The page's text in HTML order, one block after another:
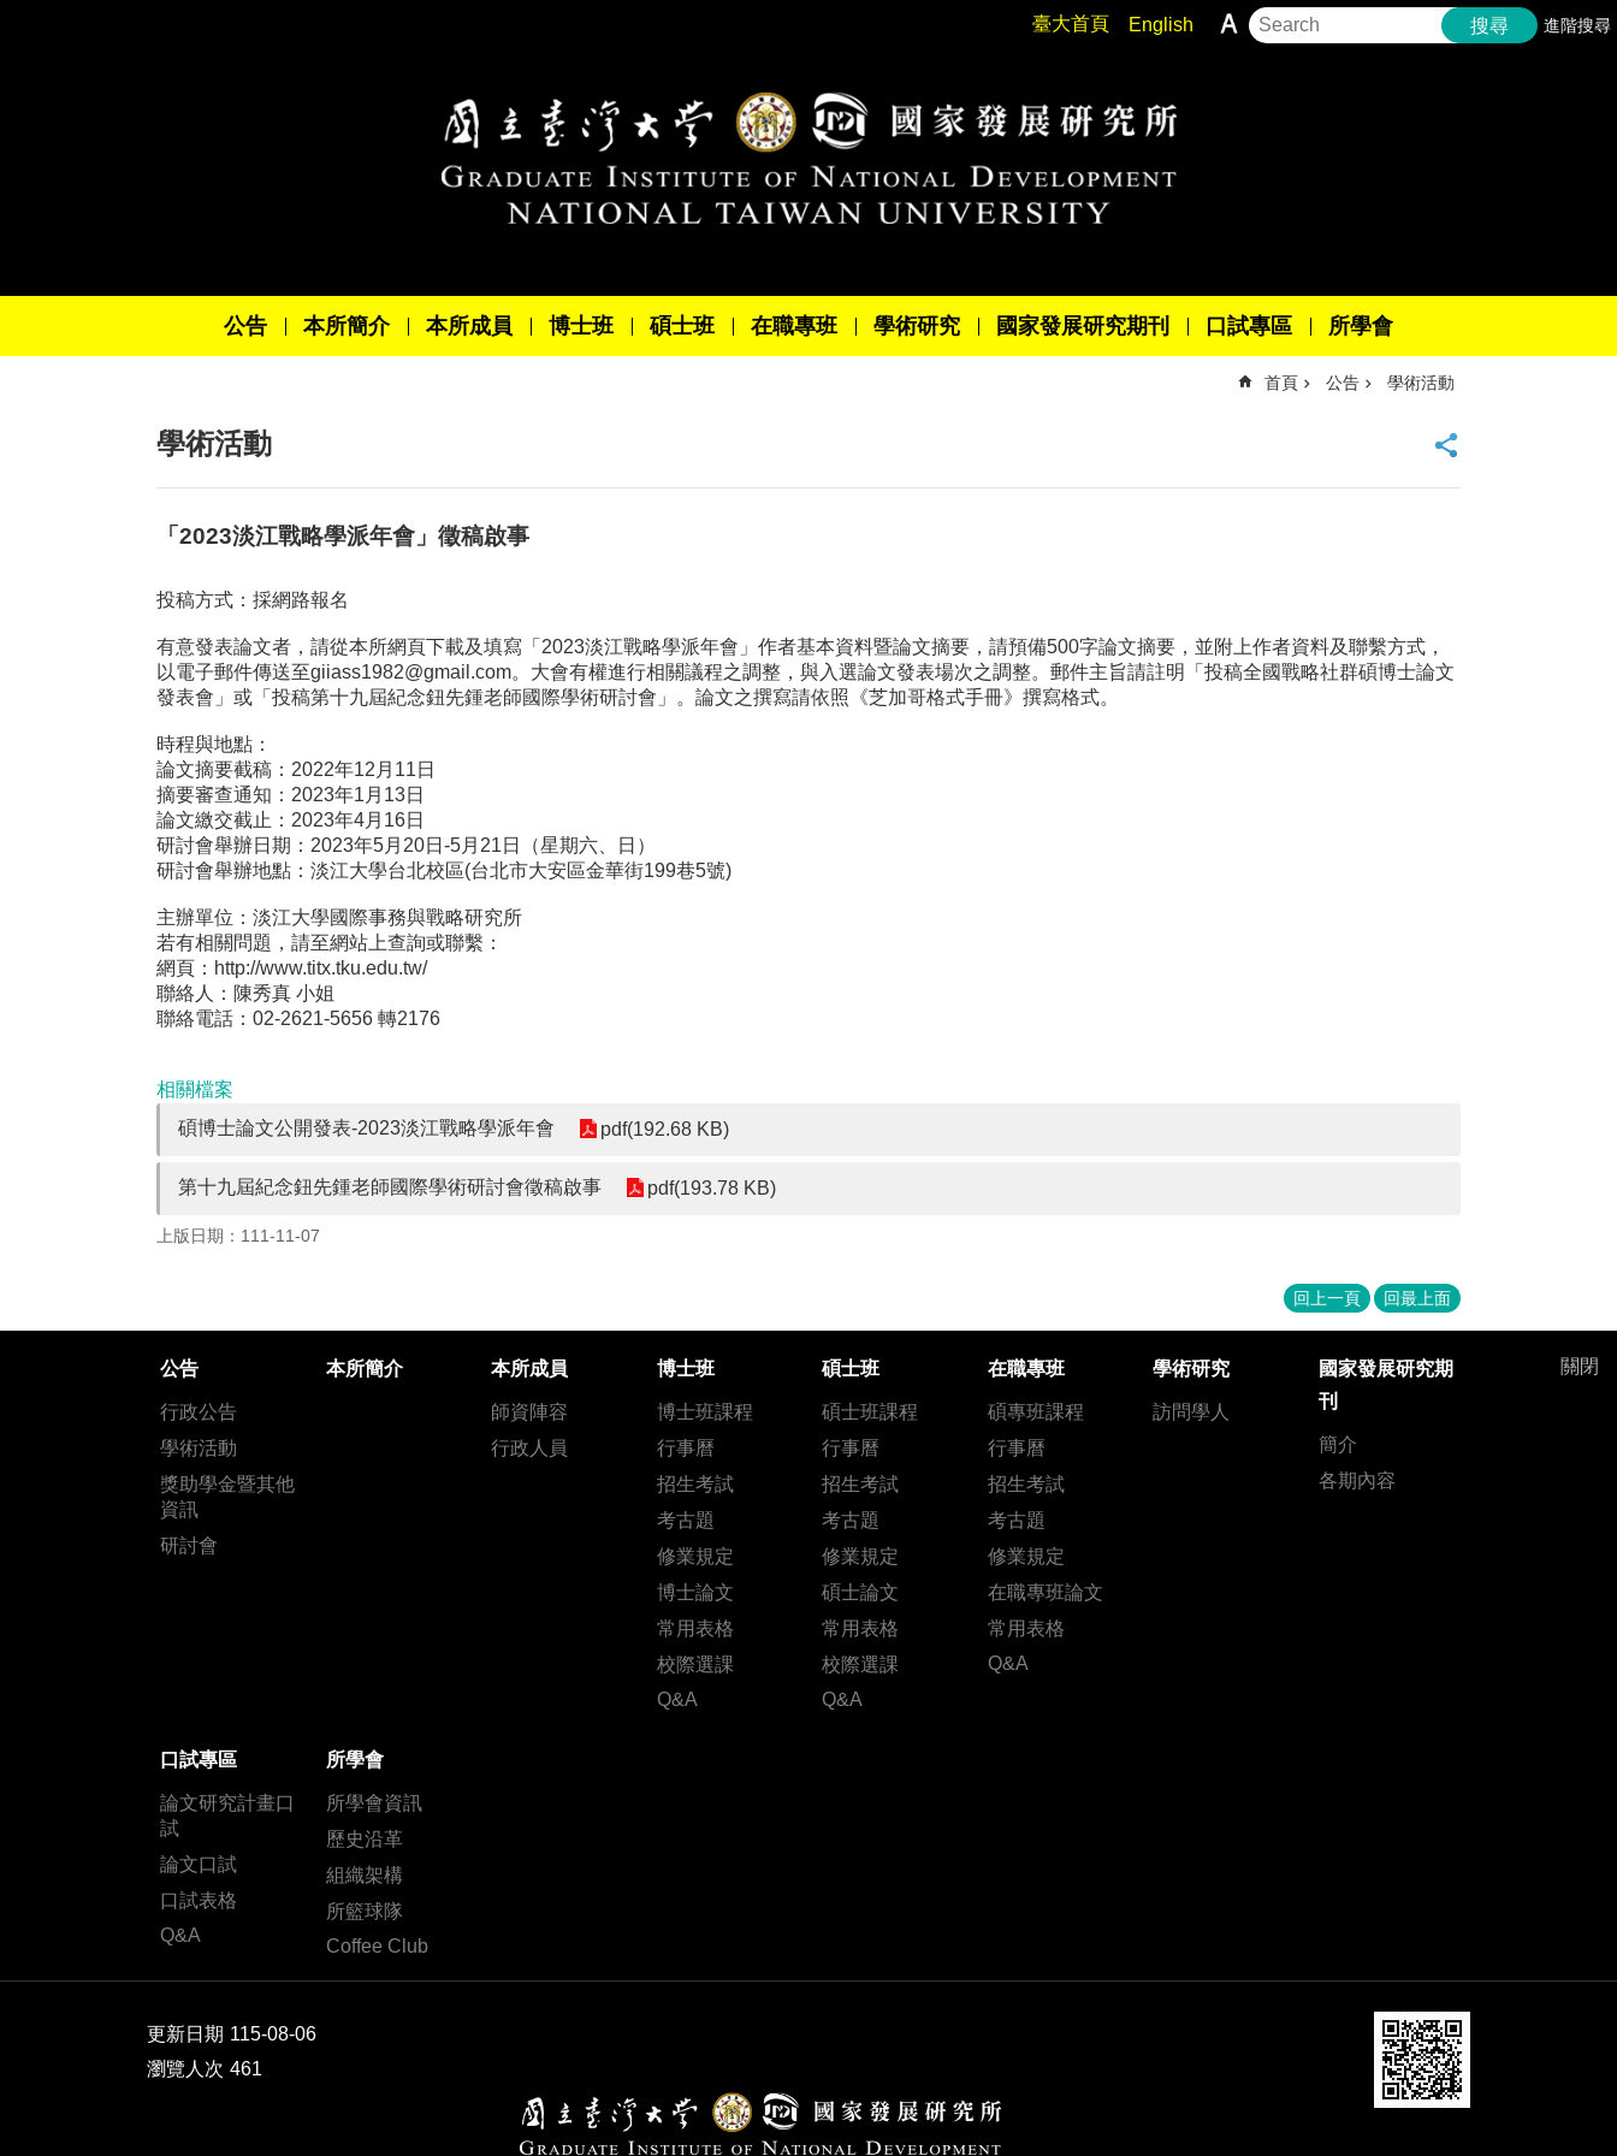
臺大首頁 English 搜尋 進階搜尋
公告 本所簡介 本所成員 博士班 碩士班 在職專班 學術研究 國家發展研究期刊 口試專區 所學會
首頁 公告 學術活動
學術活動
「2023淡江戰略學派年會」徵稿啟事
投稿方式：採網路報名
有意發表論文者，請從本所網頁下載及填寫「2023淡江戰略學派年會」作者基本資料暨論文摘要，請預備500字論文摘要，並附上作者資料及聯繫方式，
以電子郵件傳送至giiass1982@gmail.com。大會有權進行相關議程之調整，與入選論文發表場次之調整。郵件主旨請註明「投稿全國戰略社群碩博士論文
發表會」或「投稿第十九屆紀念鈕先鍾老師國際學術研討會」。論文之撰寫請依照《芝加哥格式手冊》撰寫格式。
時程與地點：
論文摘要截稿：2022年12月11日
摘要審查通知：2023年1月13日
論文繳交截止：2023年4月16日
研討會舉辦日期：2023年5月20日-5月21日（星期六、日）
研討會舉辦地點：淡江大學台北校區(台北市大安區金華街199巷5號)
主辦單位：淡江大學國際事務與戰略研究所
若有相關問題，請至網站上查詢或聯繫：
網頁：http://www.titx.tku.edu.tw/
聯絡人：陳秀真 小姐
聯絡電話：02-2621-5656 轉2176
相關檔案
碩博士論文公開發表-2023淡江戰略學派年會
pdf(192.68 KB)
第十九屆紀念鈕先鍾老師國際學術研討會徵稿啟事 pdf(193.78 KB)
上版日期：111-11-07
回上一頁 回最上面
關閉
公告
行政公告
學術活動
獎助學金暨其他
資訊
研討會
本所簡介 本所成員
師資陣容
行政人員
博士班
博士班課程
行事曆
招生考試
考古題
修業規定
博士論文
常用表格
校際選課
Q&A
碩士班
碩士班課程
行事曆
招生考試
考古題
修業規定
碩士論文
常用表格
校際選課
Q&A
在職專班
碩專班課程
行事曆
招生考試
考古題
修業規定
在職專班論文
常用表格
Q&A
學術研究
訪問學人
國家發展研究期
刊
簡介
各期內容
口試專區
論文研究計畫口
試
論文口試
口試表格
Q&A
所學會
所學會資訊
歷史沿革
組織架構
所籃球隊
Coffee Club
更新日期 115-08-06
瀏覽人次 461